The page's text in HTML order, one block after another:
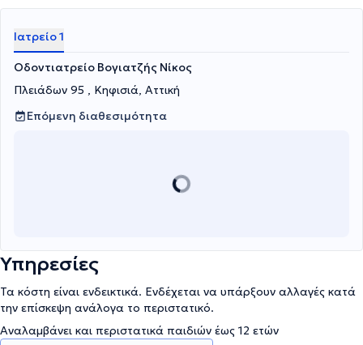
Ιατρείο 1
Οδοντιατρείο Βογιατζής Νίκος
Πλειάδων 95 , Κηφισιά, Αττική
Επόμενη διαθεσιμότητα
Υπηρεσίες
Τα κόστη είναι ενδεικτικά. Ενδέχεται να υπάρξουν αλλαγές κατά
την επίσκεψη ανάλογα το περιστατικό.
Αναλαμβάνει και περιστατικά παιδιών έως 12 ετών